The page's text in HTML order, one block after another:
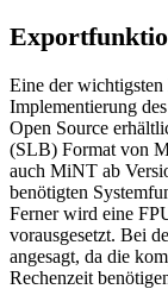
Eine der
Implementierung
Open Source
(SLB) Format von
auch MiNT ab
benötigten
Ferner wird eine
vorausgesetzt. Bei
angesagt, da die
Rechenzeit